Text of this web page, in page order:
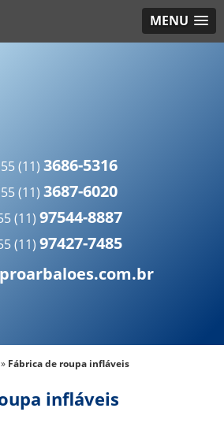
MENU
(11) 3686-5316
(11) 3687-6020
(11) 97544-8887
(11) 97427-7485
» Fábrica de roupa infláveis
infláveis